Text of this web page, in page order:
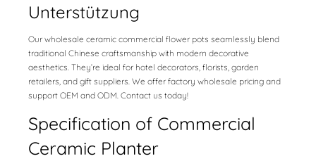
Unterstützung
Our wholesale ceramic commercial flower pots seamlessly blend
traditional Chinese craftsmanship with modern decorative
aesthetics. They’re ideal for hotel decorators, florists, garden
retailers, and gift suppliers. We offer factory wholesale pricing and
support OEM and ODM. Contact us today!
Specification of Commercial
Ceramic Planter